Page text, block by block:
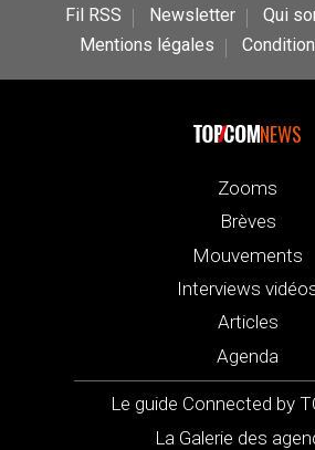
Fil RSS Newsletter
Qui
Mentions légales
NEWS
Zooms
Brèves
Mouvements
Interviews
Articles
Agenda
Le guide Connected by
La Galerie des